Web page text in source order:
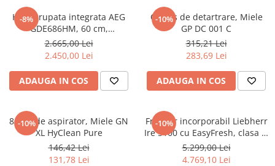
Masini de spalat rufe
Masini de spalat rufe cu uscator
Uscatoare de rufe
-8%
Hota grupata integrata AEG
GDE686HM, 60 cm,
Conectivitate plita, 1 motor, 3
viteze + intensiv, 1 filtru de
aluminiu lavabil, Putere de
absorbtie - 750 mc/h, Control
electronic, Argintiu
2.665,00 Lei
2.450,00 Lei
ADAUGA IN COS
-10%
Cartus de detartrare, Miele
GP DC 001 C
315,21 Lei
283,69 Lei
ADAUGA IN COS
-10%
8 saci de aspirator, Miele GN
XL HyClean Pure
146,42 Lei
131,78 Lei
-10%
Frigider incorporabil Liebherr
Ire 5100 cu EasyFresh, clasa E,
volum 309 l
5.299,00 Lei
4.769,10 Lei